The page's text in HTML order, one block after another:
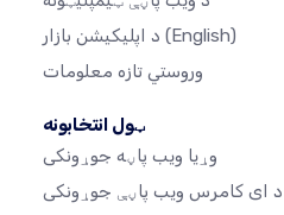
(English)
وروستي تازه معلومات
ټول انتخابونه
وړیا ویب پاڼه جوړونکی
د ای کامرس ویب پاڼې جوړونکی